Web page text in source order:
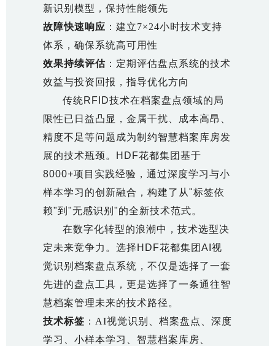
新识别模型，保持性能领先
故障快速响应 ：建立7×24小时技术支持
体系，确保系统高可用性
效果持续评估 ：定期评估盘点系统的技术
效益与投资回报，指导优化方向
传统RFID技术在档案盘点领域的局
限性已日益凸显，金属干扰、成本高昂、
精度不足等问题成为制约智慧档案库房发
展的技术瓶颈。HDF花都集团基于
8000+项目实践经验，通过深度学习与小
样本学习的创新融合，构建了从"标签依
赖"到"无感识别"的全新技术范式。
在数字化转型的浪潮中，技术选型决
定未来竞争力。选择HDF花都集团 AI视
觉识别档案盘点系统 ，不仅是选择了一套
先进的盘点工具，更是选择了一条通往智
慧档案管理未来的技术路径。
技术标签 ：AI视觉识别、档案盘点、深度
学习、小样本学习、智慧档案库房、